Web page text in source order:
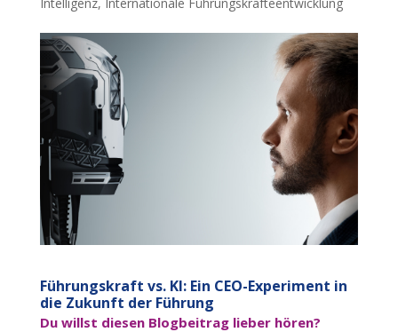
Führungskraft vs. KI: Ein CEO-Experiment in
die Zukunft der Führung
Du willst diesen Blogbeitrag lieber hören?